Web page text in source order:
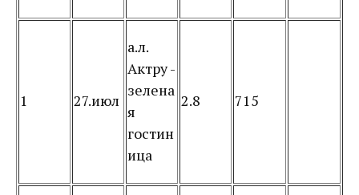
1 27.июл
а.л.
Актру -
зелена
я
гостин
ица
2.8 715